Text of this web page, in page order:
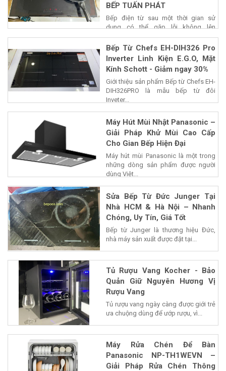
BẾP TUẤN PHÁT
Bếp điện từ sau một thời gian sử
dụng có thể gặp lỗi không lên
nguồn,...
Bếp Từ Chefs EH-DIH326 Pro
Inverter Linh Kiện E.G.O, Mặt
Kính Schott - Giảm ngay 30%
Giới thiệu sản phẩm Bếp từ Chefs EH-
DIH326PRO là mẫu bếp từ đôi
Inveter...
Máy Hút Mùi Nhật Panasonic –
Giải Pháp Khử Mùi Cao Cấp
Cho Gian Bếp Hiện Đại
Máy hút mùi Panasonic là một trong
những dòng sản phẩm được người
dùng Việt...
Sửa Bếp Từ Đức Junger Tại
Nhà HCM & Hà Nội – Nhanh
Chóng, Uy Tín, Giá Tốt
Bếp từ Junger là thương hiệu Đức,
nhà máy sản xuất được đặt tại...
Tủ Rượu Vang Kocher - Bảo
Quản Giữ Nguyên Hương Vị
Rượu Vang
Tủ rượu vang ngày càng được giới trẻ
ưa chuộng dùng để ướp rượu, vì...
Máy Rửa Chén Để Bàn
Panasonic NP-TH1WEVN –
Giải Pháp Rửa Chén Thông